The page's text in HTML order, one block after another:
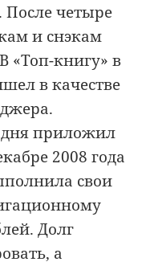
четыре
и снэкам
«Топ-книгу» в
в качестве
дня приложил
2008 года
свои
Долг
а